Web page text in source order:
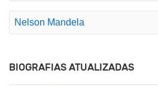
Nelson Mandela
BIOGRAFIAS ATUALIZADAS